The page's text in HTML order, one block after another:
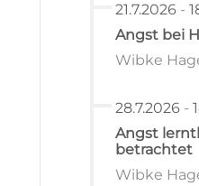
21.7.2026 -
Angst bei
Wibke
28.7.2026 -
Angst
betrachtet
Wibke